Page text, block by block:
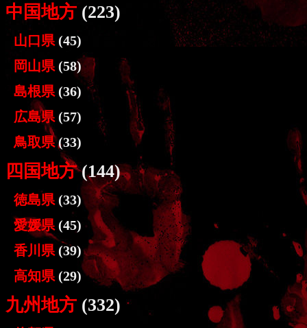
中国地方 (223)
山口県 (45)
岡山県 (58)
島根県 (36)
広島県 (57)
鳥取県(33)
四国地方(144)
徳島県 (33)
愛媛県 (45)
香川県 (39)
高知県 (29)
九州地方 (332)